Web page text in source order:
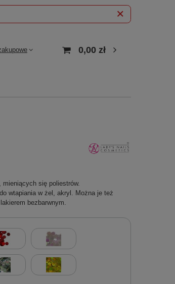
0,00 zł
mieniących się poliestrów.
wtapiania w żel, akryl. Można je też
bezbarwnym.